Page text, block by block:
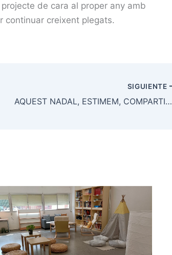
de cara al proper any amb
continuar creixent plegats.
SIGUIENTE
AQUEST NADAL, ESTIMEM, COMPARTIM I FEM COMUNITAT